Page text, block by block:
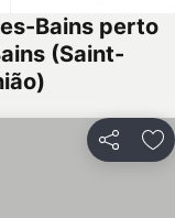
Bains perto
(Saint-
Partilhar